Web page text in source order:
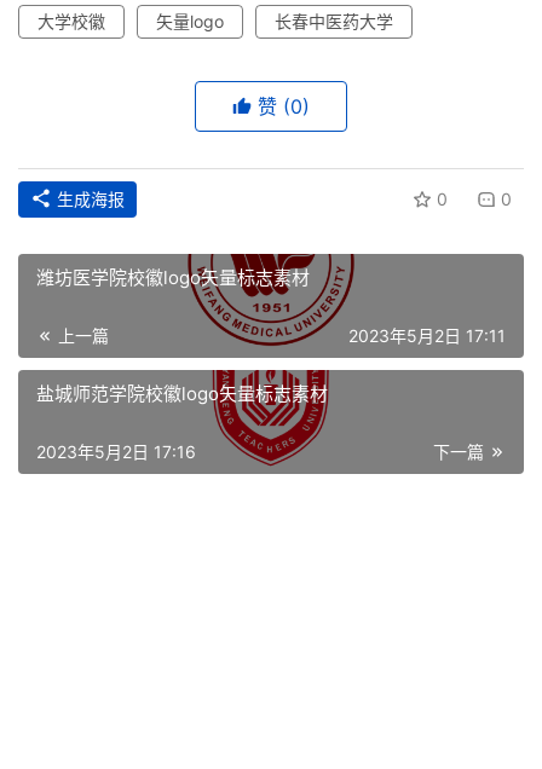
资
面
空
大学校徽 矢量logo 长春中医药大学
赞 (0)
生成海报 0 0
潍坊医学院校徽logo矢量标志素材
上一篇 2023年5月2日 17:11
盐城师范学院校徽logo矢量标志素材
下一篇
2023年5月2日 17:16